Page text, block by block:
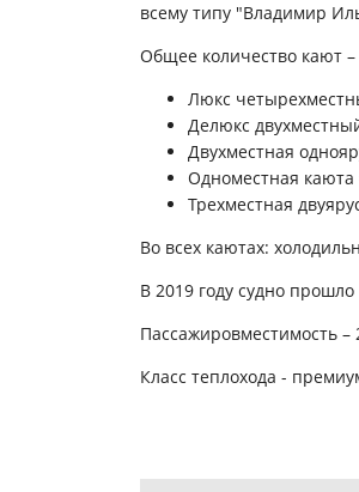
всему типу "Владимир
Общее количество кают –
Люкс
Делюкс
Двухместная
Одноместная каюта
Трехместная
Во всех каютах:
В 2019 году судно
Пассажировместимость –
Класс теплохода -